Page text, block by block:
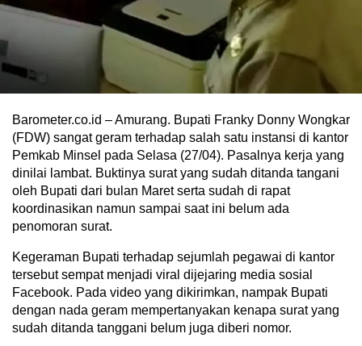
Barometer.co.id – Amurang. Bupati Franky Donny Wongkar
(FDW) sangat geram terhadap salah satu instansi di kantor
Pemkab Minsel pada Selasa (27/04). Pasalnya kerja yang
dinilai lambat. Buktinya surat yang sudah ditanda tangani
oleh Bupati dari bulan Maret serta sudah di rapat
koordinasikan namun sampai saat ini belum ada
penomoran surat.
Kegeraman Bupati terhadap sejumlah pegawai di kantor
tersebut sempat menjadi viral dijejaring media sosial
Facebook. Pada video yang dikirimkan, nampak Bupati
dengan nada geram mempertanyakan kenapa surat yang
sudah ditanda tanggani belum juga diberi nomor.